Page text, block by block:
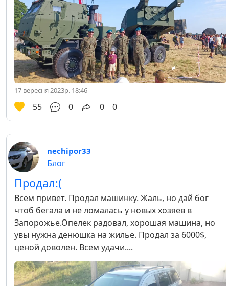
17 вересня 2023р. 18:46
55 0 0 0
nechipor33
Блог
Продал:(
Всем привет. Продал машинку. Жаль, но дай бог
чтоб бегала и не ломалась у новых хозяев в
Запорожье.Опелек радовал, хорошая машина, но
увы нужна денюшка на жилье. Продал за 6000$,
ценой доволен. Всем удачи....